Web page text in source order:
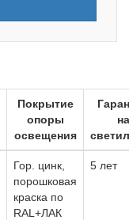
Покрытие
опоры
освещения
на
Гор. цинк,
порошковая
краска по
RAL+ЛАК
5 лет